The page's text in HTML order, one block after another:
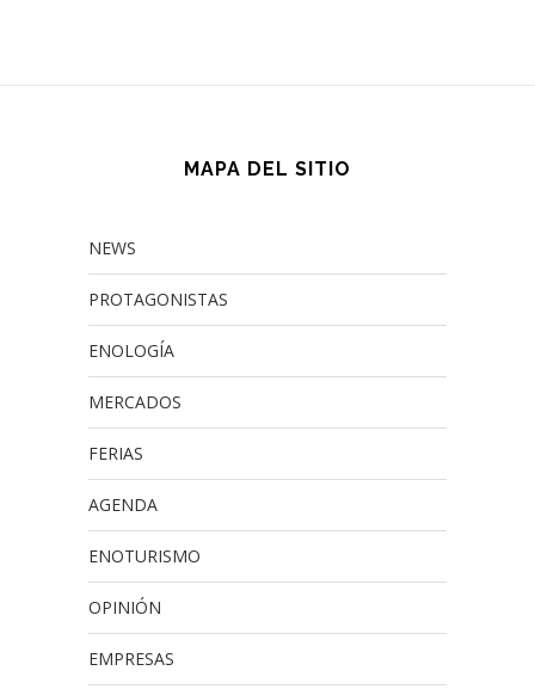
MAPA DEL SITIO
NEWS
PROTAGONISTAS
ENOLOGÍA
MERCADOS
FERIAS
AGENDA
ENOTURISMO
OPINIÓN
EMPRESAS